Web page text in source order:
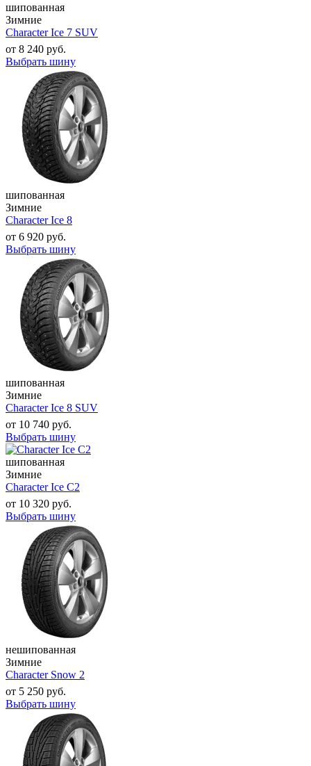
шипованная
Зимние
Character Ice 7 SUV
от 8 240 руб.
Выбрать шину
шипованная
Зимние
Character Ice 8
от 6 920 руб.
Выбрать шину
шипованная
Зимние
Character Ice 8 SUV
от 10 740 руб.
Выбрать шину
шипованная
Зимние
Character Ice C2
от 10 320 руб.
Выбрать шину
нешипованная
Зимние
Character Snow 2
от 5 250 руб.
Выбрать шину